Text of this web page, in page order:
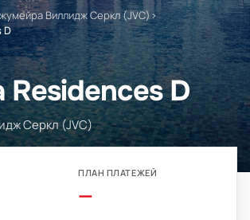
Виллидж Серкл (JVC)›
D
Residences D
Серкл (JVC)
ПЛАН ПЛАТЕЖЕЙ
—